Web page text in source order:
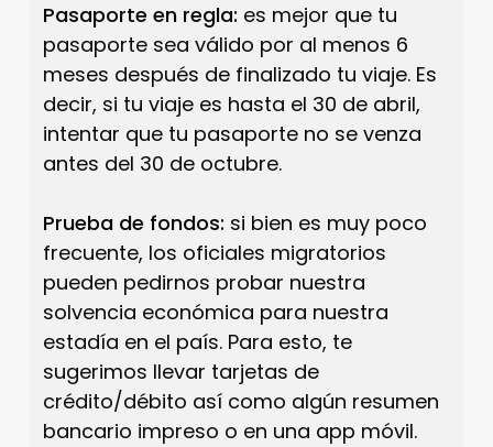
Pasaporte en regla: es mejor que tu
pasaporte sea válido por al menos 6
meses después de finalizado tu viaje. Es
decir, si tu viaje es hasta el 30 de abril,
intentar que tu pasaporte no se venza
antes del 30 de octubre.
Prueba de fondos: si bien es muy poco
frecuente, los oficiales migratorios
pueden pedirnos probar nuestra
solvencia económica para nuestra
estadía en el país. Para esto, te
sugerimos llevar tarjetas de
crédito/débito así como algún resumen
bancario impreso o en una app móvil.